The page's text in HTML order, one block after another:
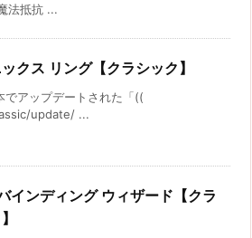
法抵抗 ...
クス リング【クラシック】
でアップデートされた「((
update/ ...
インディング ウィザード【クラ